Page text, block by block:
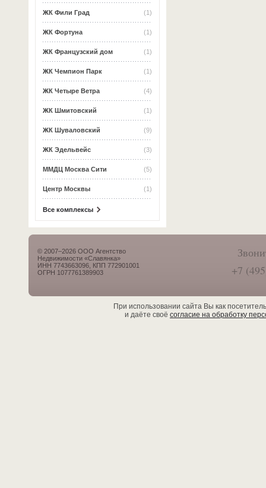
(1)
ЖК Фили Град
(1)
ЖК Фортуна
(1)
ЖК Французский дом
(1)
ЖК Чемпион Парк
(4)
ЖК Четыре Ветра
(1)
ЖК Шмитовский
(9)
ЖК Шуваловский
(3)
ЖК Эдельвейс
(5)
ММДЦ Москва Сити
(1)
Центр Москвы
Все комплексы
© 2007–2026 ООО Агентство
Недвижимости «Славянка»
ИНН 7743663096, КПП 772901001
ОГРН 1077761389903
+7
При использовании сайта Вы как
и даёте своё согласие на обработку